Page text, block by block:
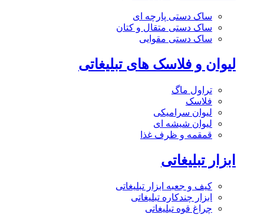
ساک دستی پارچه ای
ساک دستی متقال و کتان
ساک دستی مقوایی
لیوان و فلاسک های تبلیغاتی
تراول ماگ
فلاسک
لیوان سرامیکی
لیوان شیشه ای
قمقمه و ظرف غذا
ابزار تبلیغاتی
کیف و جعبه ابزار تبلیغاتی
ابزار چندکاره تبلیغاتی
چراغ قوه تبلیغاتی